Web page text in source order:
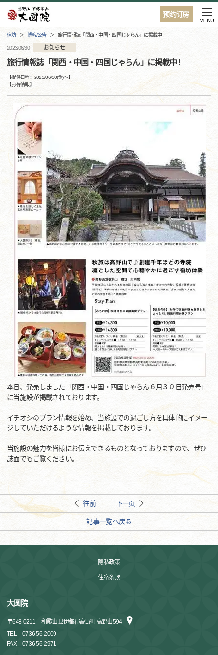
预约订房
MENU
宿坊 博客/公告 旅行情報誌「関西・中国・四国じゃらん」に掲載中！
2023/06/30 お知らせ
旅行情報誌「関西・中国・四国じゃらん」に掲載中！
【提供日程：2023/06/30(金)〜】
【お得情報】
本日、発売しました「関西・中国・四国じゃらん６月３０日発売号」
に当施設が掲載されております。
イチオシのプラン情報を始め、当施設での過ごし方を具体的にイメー
ジしていただけるような情報を掲載しております。
当施設の魅力を皆様にお伝えできるものとなっておりますので、ぜひ
誌面でもご覧ください。
往前 下一页
記事一覧へ戻る
隐私政策
住宿条款
大圆院
〒648-0211
和歌山县伊都郡高野町高野山594
TEL
0736-56-2009
FAX
0736-56-2971